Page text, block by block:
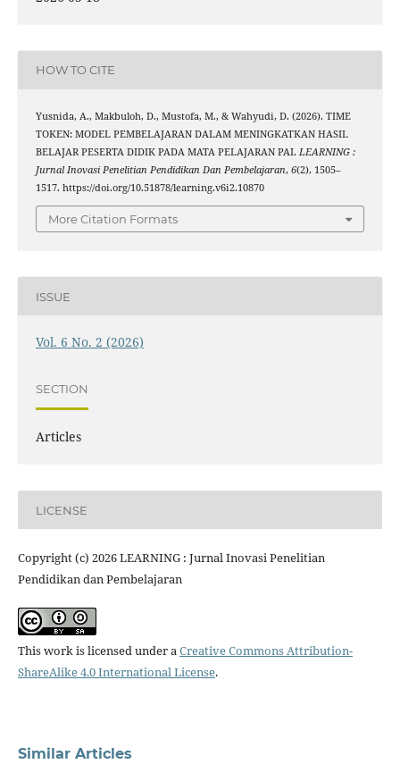
HOW TO CITE
Yusnida, A., Makbuloh, D., Mustofa, M., & Wahyudi, D. (2026). TIME
TOKEN: MODEL PEMBELAJARAN DALAM MENINGKATKAN HASIL
BELAJAR PESERTA DIDIK PADA MATA PELAJARAN PAI. LEARNING :
Jurnal Inovasi Penelitian Pendidikan Dan Pembelajaran, 6(2), 1505–
1517. https://doi.org/10.51878/learning.v6i2.10870
More Citation Formats
ISSUE
Vol. 6 No. 2 (2026)
SECTION
Articles
LICENSE
Copyright (c) 2026 LEARNING : Jurnal Inovasi Penelitian
Pendidikan dan Pembelajaran
This work is licensed under aCreative Commons Attribution-
ShareAlike 4.0 International License.
Similar Articles